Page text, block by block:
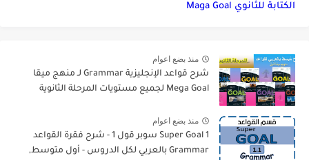
الكتابة للثانوي Maga Goal
منذ بضع اعوام
شرح قواعد الإنجليزية Grammar لـ منهج ميقا
Mega Goal لجميع مستويات المرحلة الثانوية
منذ بضع اعوام
Super Goal 1 سوبر قول 1 - شرح فقرة القواعد
Grammar بالعربي لكل الدروس - أول متوسط,